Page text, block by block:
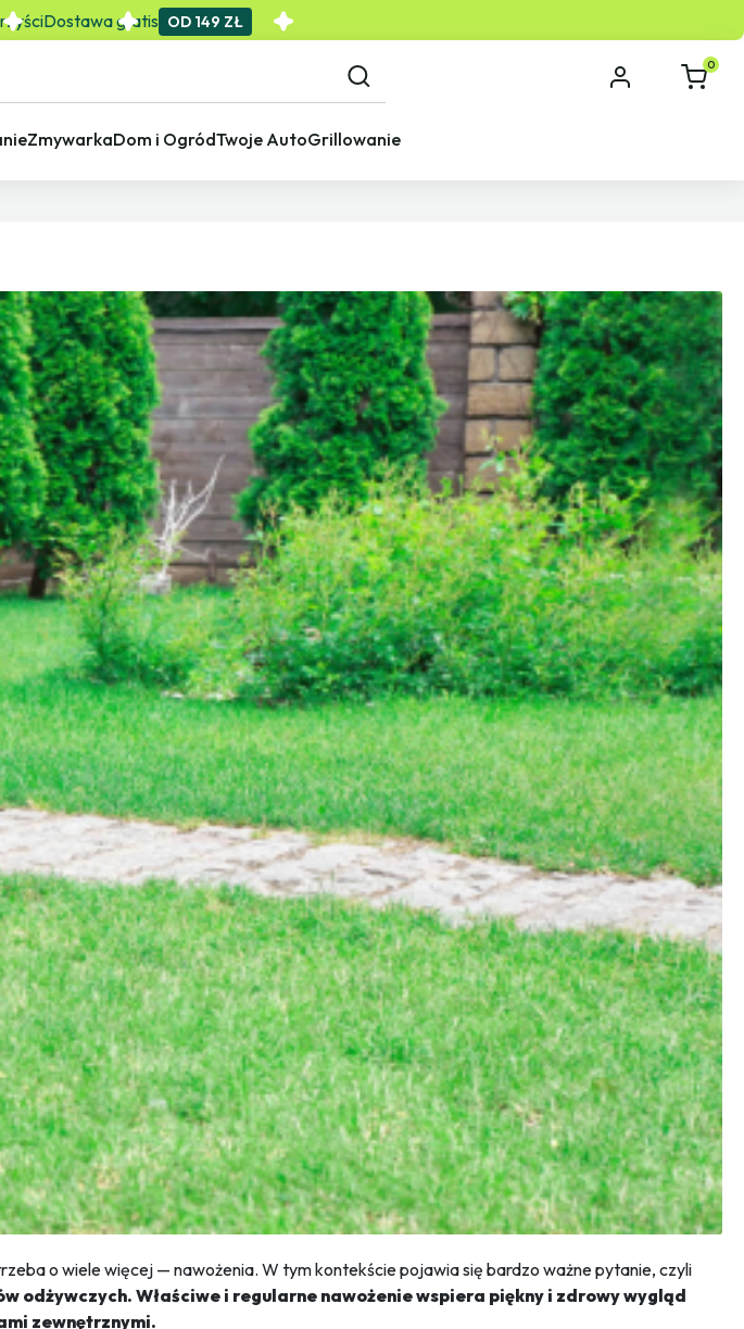
Dostawa gratis OD 149 ZŁ
0
ZmywarkaDom i OgródTwoje AutoGrillowanie
o wiele więcej — nawożenia. W tym kontekście pojawia się bardzo ważne pytanie, czyli
Właściwe i regularne nawożenie wspiera piękny i zdrowy wygląd
zewnętrznymi.